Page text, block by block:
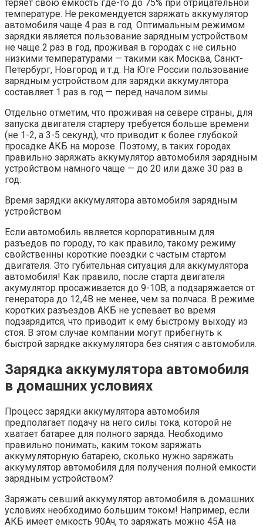
теряет свою емкость где-то до 75% при отрицательной
температуре. Не рекомендуется заряжать аккумулятор
автомобиля чаще 4 раз в год. Оптимальным режимом
зарядки является пользование зарядным устройством
не чаще 2 раз в год, проживая в городах с не сильно
низкими температурами — такими как Москва, Санкт-
Петербург, Новгород и т.д. На Юге России пользование
зарядным устройством для зарядки аккумулятора
составляет 1 раз в год — перед началом зимы.
Отдельно отметим, что проживая на севере страны, для
запуска двигателя стартеру требуется больше времени
(не 1-2, а 3-5 секунд), что приводит к более глубокой
просадке АКБ на морозе. Поэтому, в таких городах
правильно заряжать аккумулятор автомобиля зарядным
устройством намного чаще — до 20 или даже 30 раз в
год.
Время зарядки аккумулятора автомобиля зарядным
устройством
Если автомобиль является корпоративным для
разъедов по городу, то как правило, такому режиму
свойственны короткие поездки с частым стартом
двигателя. Это губительная ситуация для аккумулятора
автомобиля! Как правило, после старта двигателя
акумулятор просаживается до 9-10В, а подзаряжается от
генератора до 12,4В не менее, чем за полчаса. В режиме
коротких разъездов АКБ не успевает во время
подзарядится, что приводит к ему быстрому выходу из
стоя. В этом случае компании могут прибегнуть к
быстрой зарядке аккумулятора без снятия с автомобиля.
Зарядка аккумулятора автомобиля
в домашних условиях
Процесс зарядки аккумулятора автомобиля
предполагает подачу на него силы тока, которой не
хватает батарее для полного заряда. Необходимо
правильно понимать, каким током заряжать
аккумуляторную батарею, сколько нужно заряжать
аккумулятор автомобиля для получения полной емкости
зарядным устройством?
Заряжать севший аккумулятор автомобиля в домашних
условиях необходимо большим током! Например, если
АКБ имеет емкость 90Ач, то заряжать можно 45А на